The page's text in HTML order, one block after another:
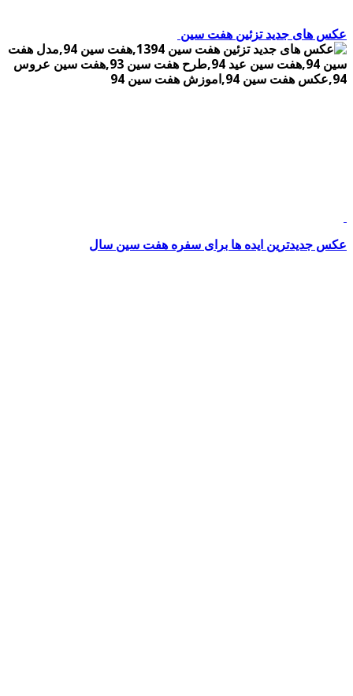
عکس های جدید تزئین هفت سین
عکس جدیدترین ایده ها برای سفره هفت سین سال